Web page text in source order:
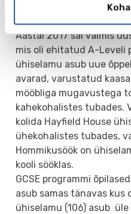
Enamus A-Leveli
Ühiselamud asuvad
Aastal 2017 sai valmis
mis oli ehitatud A-Leveli
ühiselamu asub uue
avarad, varustatud
mööbliga mugavustega
kahekohalistes tubades.
kolida Hayfield House
ühekohalistes tubades,
Hommikusöök on
kooli sööklas.
GCSE programmi
asub samas tänavas kus
ühiselamu (106) asub